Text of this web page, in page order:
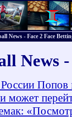
News - Face 2 Face
News
Попов
может